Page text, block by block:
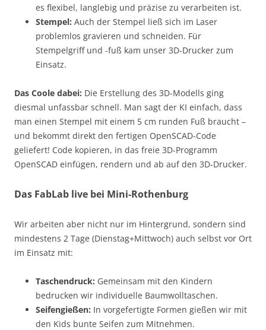
es flexibel, langlebig und präzise zu verarbeiten ist.
Stempel: Auch der Stempel ließ sich im Laser
problemlos gravieren und schneiden. Für
Stempelgriff und -fuß kam unser 3D-Drucker zum
Einsatz.
Das Coole dabei: Die Erstellung des 3D-Modells ging
diesmal unfassbar schnell. Man sagt der KI einfach, dass
man einen Stempel mit einem 5 cm runden Fuß braucht –
und bekommt direkt den fertigen OpenSCAD-Code
geliefert! Code kopieren, in das freie 3D-Programm
OpenSCAD einfügen, rendern und ab auf den 3D-Drucker.
Das FabLab live bei Mini-Rothenburg
Wir arbeiten aber nicht nur im Hintergrund, sondern sind
mindestens 2 Tage (Dienstag+Mittwoch) auch selbst vor Ort
im Einsatz mit:
Taschendruck: Gemeinsam mit den Kindern
bedrucken wir individuelle Baumwolltaschen.
Seifengießen: In vorgefertigte Formen gießen wir mit
den Kids bunte Seifen zum Mitnehmen.